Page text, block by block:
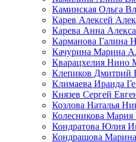
Каминская Ольга
Карев Алексей
Карева Анна
Карманова Галина
Качурина Марина
Кварацхелия Нино
Клепиков Дмитрий
Климаева Ираида
Князев Сергей
Козлова Наталья
Колесникова Мария
Кондратова Юлия
Кондрашова